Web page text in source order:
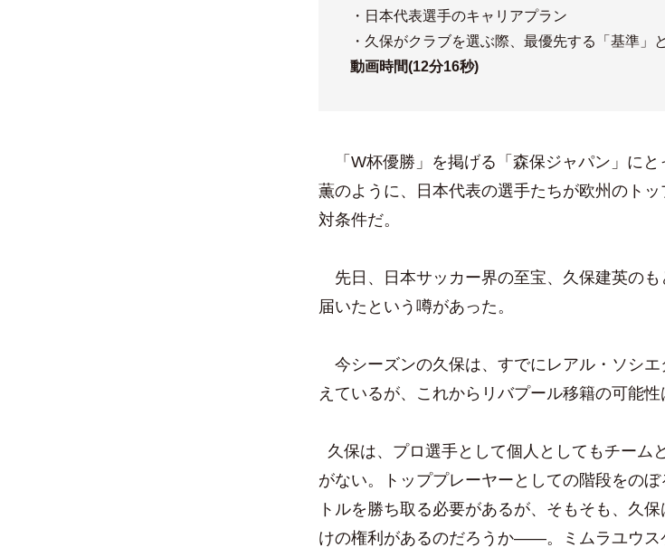
・日本代表選手のキャリアプラン
・久保がクラブを選ぶ際、最優先する「基準」
動画時間(12分16秒)
「W杯優勝」を掲げる「森保ジャパン」に
薫のように、日本代表の選手たちが欧州のト
対条件だ。
先日、日本サッカー界の至宝、久保建英の
届いたという噂があった。
今シーズンの久保は、すでにレアル・ソシエ
えているが、これからリバプール移籍の可能性
久保は、プロ選手として個人としてもチーム
がない。トッププレーヤーとしての階段をの
トルを勝ち取る必要があるが、そもそも、久
けの権利があるのだろうか——。ミムラユウス